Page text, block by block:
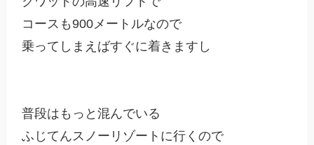
コースも900メートルなので
乗ってしまえばすぐに着きますし
普段はもっと混んでいる
ふじてんスノーリゾートに行くので